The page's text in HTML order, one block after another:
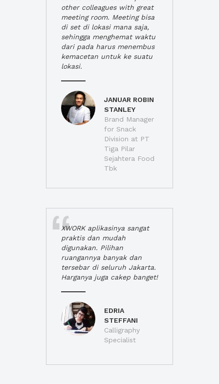
other colleagues with great
meeting room. Meeting bisa
di set di lokasi mana saja,
sehingga menghemat waktu
dari pada harus menembus
kemacetan untuk ke suatu
lokasi.
JANUAR ROBIN
STANLEY
Brand Manager
for Snack
Division at PT
Tiga Pilar
Sejahtera Food
Tbk
XWORK aplikasinya sangat
praktis dan mudah
digunakan. Pilihan
ruangannya banyak dan
tersebar di seluruh Jakarta.
Harganya juga cakep banget!
EDRIA
STEFFANI
Calligraphy
Specialist